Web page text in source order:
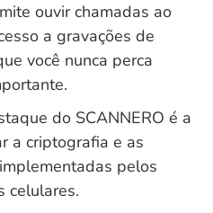
ouvir chamadas ao
a gravações de
você nunca perca
do SCANNERO é a
a criptografia e as
pelos
celulares.